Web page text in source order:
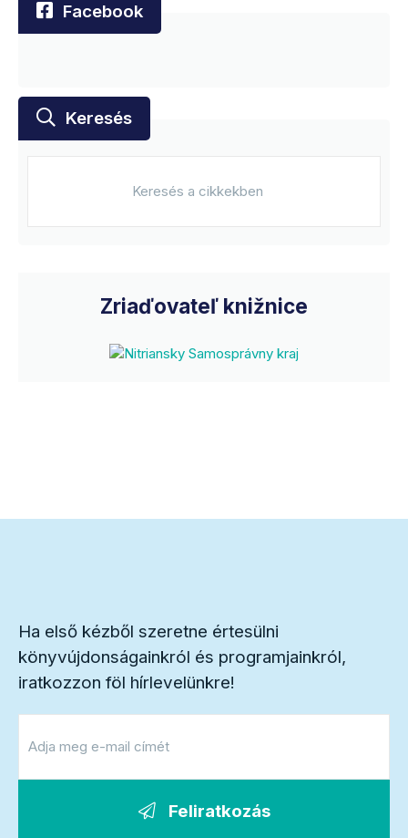
Facebook
Keresés
Zriaďovateľ knižnice
Ha első kézből szeretne értesülni
könyvújdonságainkról és programjainkról,
iratkozzon föl hírlevelünkre!
Feliratkozás